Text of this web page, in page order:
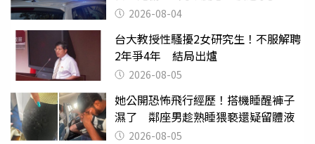
2026-08-04
台大教授性騷擾2女研究生！不服解聘
2年爭4年 結局出爐
2026-08-05
她公開恐怖飛行經歷！搭機睡醒褲子
濕了 鄰座男趁熟睡猥褻還疑留體液
2026-08-05